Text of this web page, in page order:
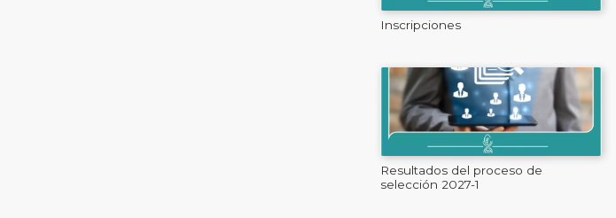
Inscripciones
Resultados del proceso de
selección 2027-1